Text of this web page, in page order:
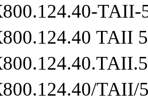
ТАII-
ТАII
ТАII/